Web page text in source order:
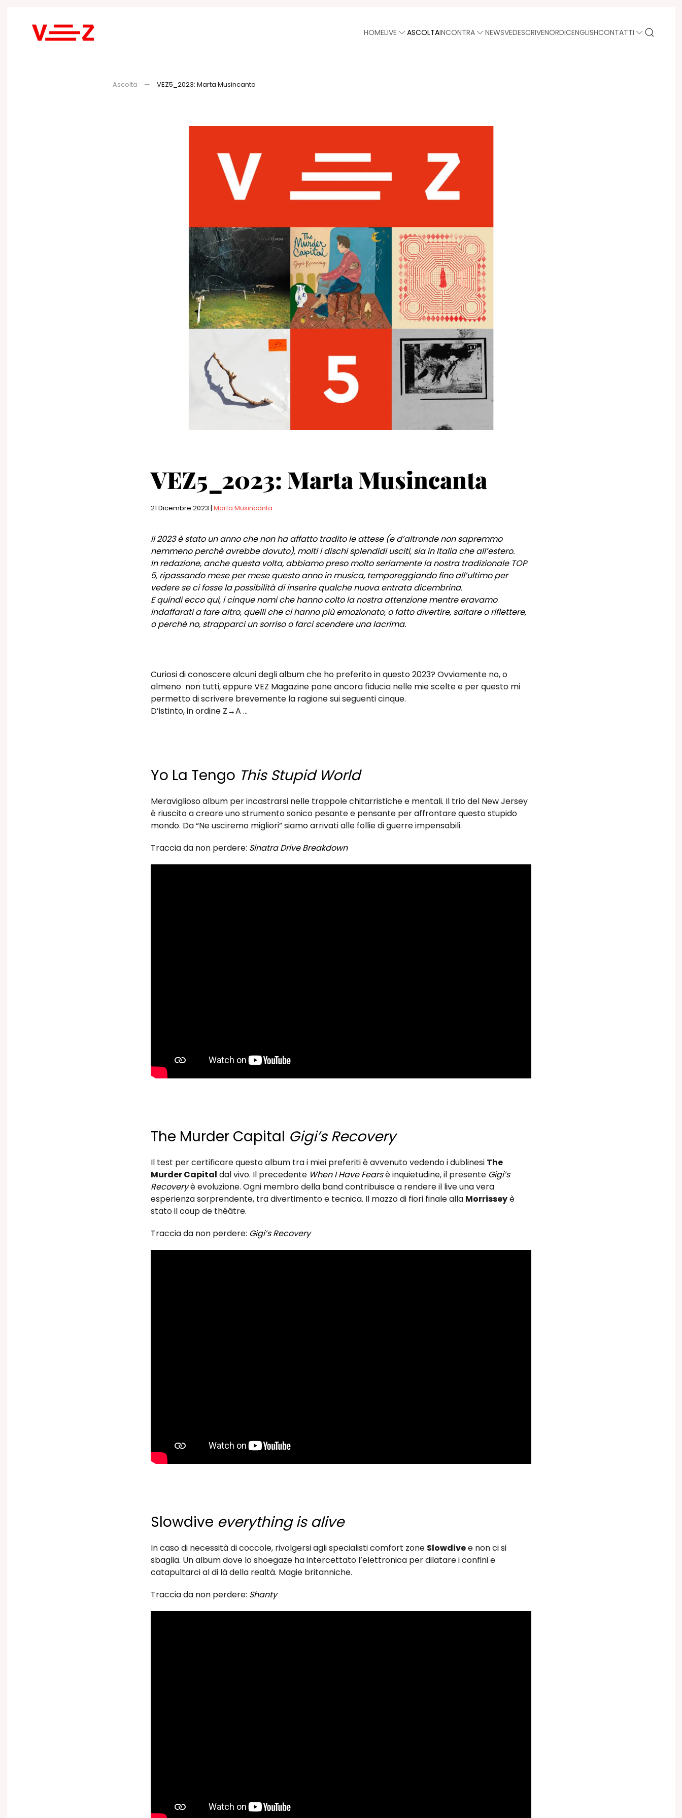
Skip to main content HOMELIVE ASCOLTAINCONTRA NEWSVEDESCRIVENORDICENGLISHCONTATTI
Ascolta VEZ5_2023: Marta Musincanta
VEZ5_2023: Marta Musincanta
21 Dicembre 2023 | Marta Musincanta
Il 2023 è stato un anno che non ha affatto tradito le attese (e d’altronde non sapremmo
nemmeno perchè avrebbe dovuto), molti i dischi splendidi usciti, sia in Italia che all’estero.
In redazione, anche questa volta, abbiamo preso molto seriamente la nostra tradizionale TOP
5, ripassando mese per mese questo anno in musica, temporeggiando fino all’ultimo per
vedere se ci fosse la possibilità di inserire qualche nuova entrata dicembrina.
E quindi ecco qui, i cinque nomi che hanno colto la nostra attenzione mentre eravamo
indaffarati a fare altro, quelli che ci hanno più emozionato, o fatto divertire, saltare o riflettere,
o perchè no, strapparci un sorriso o farci scendere una lacrima.
Curiosi di conoscere alcuni degli album che ho preferito in questo 2023? Ovviamente no, o
almeno non tutti, eppure VEZ Magazine pone ancora fiducia nelle mie scelte e per questo mi
permetto di scrivere brevemente la ragione sui seguenti cinque.
D’istinto, in ordine Z→A …
Yo La Tengo This Stupid World
Meraviglioso album per incastrarsi nelle trappole chitarristiche e mentali. Il trio del New Jersey
è riuscito a creare uno strumento sonico pesante e pensante per affrontare questo stupido
mondo. Da “Ne usciremo migliori” siamo arrivati alle follie di guerre impensabili.
Traccia da non perdere: Sinatra Drive Breakdown
The Murder Capital Gigi’s Recovery
Il test per certificare questo album tra i miei preferiti è avvenuto vedendo i dublinesi The
Murder Capital dal vivo. Il precedente When I Have Fearsè inquietudine, il presente Gigi’s
Recoveryè evoluzione. Ogni membro della band contribuisce a rendere il live una vera
esperienza sorprendente, tra divertimento e tecnica. Il mazzo di fiori finale alla Morrisseyè
stato il coup de théâtre.
Traccia da non perdere: Gigi’s Recovery
Slowdive everything is alive
In caso di necessità di coccole, rivolgersi agli specialisti comfort zone Slowdivee non ci si
sbaglia. Un album dove lo shoegaze ha intercettato l’elettronica per dilatare i confini e
catapultarci al di là della realtà. Magie britanniche.
Traccia da non perdere: Shanty